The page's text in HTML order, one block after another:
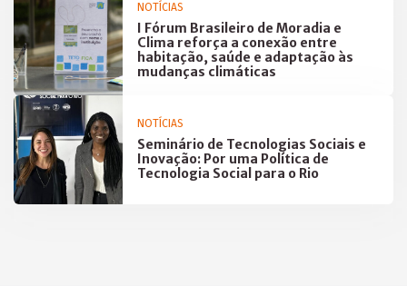
NOTÍCIAS
I Fórum Brasileiro de Moradia e
Clima reforça a conexão entre
habitação, saúde e adaptação às
mudanças climáticas
NOTÍCIAS
Seminário de Tecnologias Sociais e
Inovação: Por uma Política de
Tecnologia Social para o Rio